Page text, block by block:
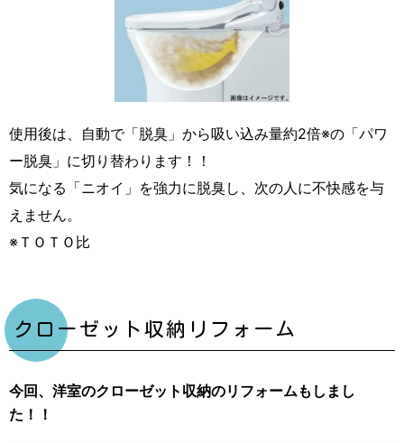
使用後は、自動で「脱臭」から吸い込み量約2倍※の「パワ
ー脱臭」に切り替わります！！
気になる「ニオイ」を強力に脱臭し、次の人に不快感を与
えません。
※ＴＯＴＯ比
クローゼット収納リフォーム
今回、洋室のクローゼット収納のリフォームもしまし
た！！